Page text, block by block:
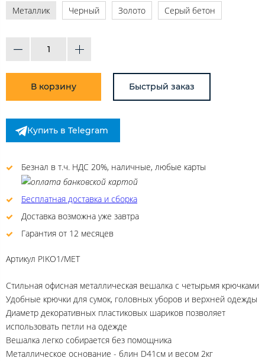
Металлик
Черный Золото Серый бетон
В корзину Быстрый заказ
Купить в Telegram
Безнал в т.ч. НДС 20%, наличные, любые карты
Бесплатная доставка и сборка
Доставка возможна уже завтра
Гарантия от 12 месяцев
Артикул PIKO1/MET
Стильная офисная металлическая вешалка с четырьмя крючками
Удобные крючки для сумок, головных уборов и верхней одежды
Диаметр декоративных пластиковых шариков позволяет
использовать петли на одежде
Вешалка легко собирается без помощника
Металлическое основание - блин D41см и весом 2кг